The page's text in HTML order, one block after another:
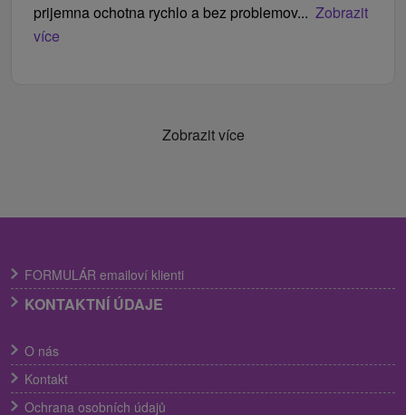
prijemna ochotna rychlo a bez problemov... Zobrazit
více
Zobrazit více
FORMULÁR emailoví klienti
KONTAKTNÍ ÚDAJE
O nás
Kontakt
Ochrana osobních údajů